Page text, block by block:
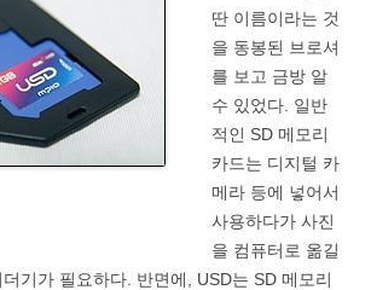
딴 이름이라는 것
을 동봉된 브로셔
를 보고 금방 알
수 있었다. 일반
적인 SD 메모리
카드는 디지털 카
메라 등에 넣어서
사용하다가 사진
을 컴퓨터로 옮길
기가 필요하다. 반면에, USD는 SD 메모리